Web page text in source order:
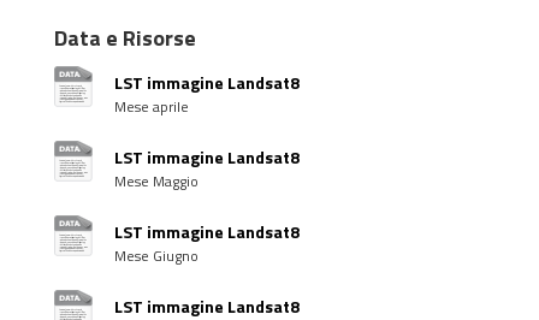
Data e Risorse
LST immagine Landsat8
Mese aprile
LST immagine Landsat8
Mese Maggio
LST immagine Landsat8
Mese Giugno
LST immagine Landsat8